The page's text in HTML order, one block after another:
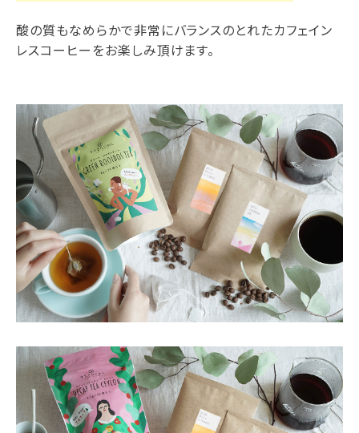
酸の質もなめらかで非常にバランスのとれたカフェイン
レスコーヒーをお楽しみ頂けます。